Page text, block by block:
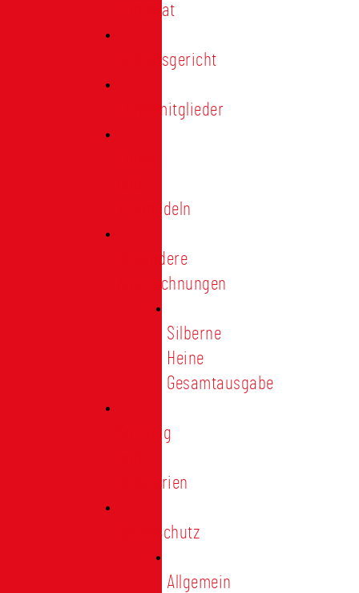
Ehrenrat
Schiedsgericht
Ehrenmitglieder
Treunadeln
Besondere
Auszeichnungen
Silberne
Heine
Gesamtausgabe
Satzung
Regularien
Datenschutz
Allgemein